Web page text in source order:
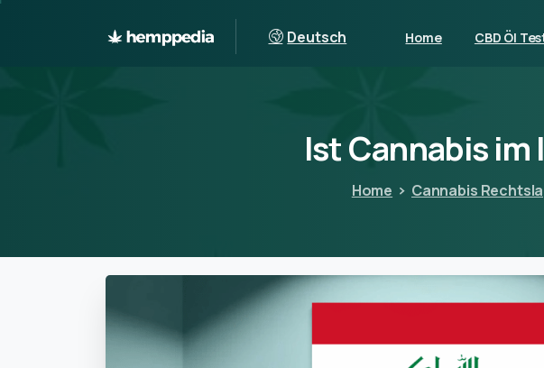
Deutsch Home CBD Öl
IstCannabisim
Home Cannabis